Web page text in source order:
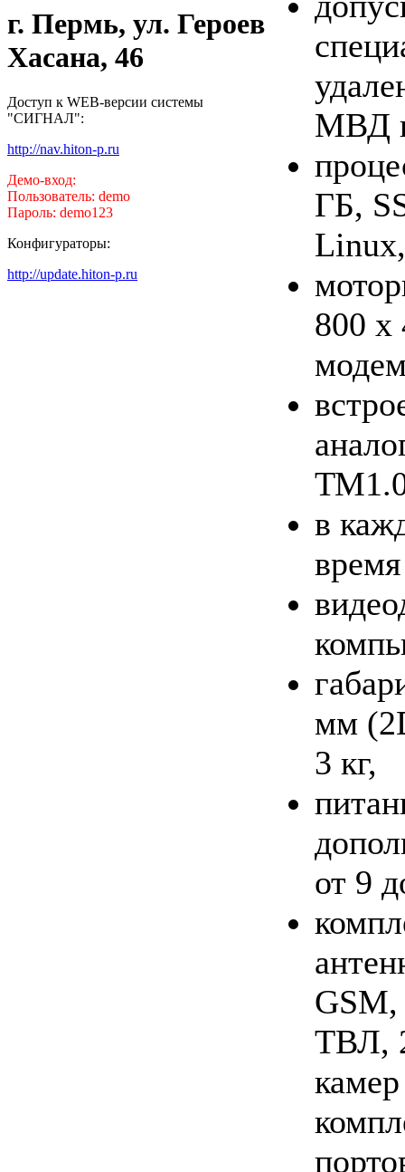
г. Пермь, ул. Героев
Хасана, 46
Доступ к WEB-версии системы
"СИГНАЛ":
http://nav.hiton-p.ru
Демо-вход:
Пользователь: demo
Пароль: demo123
Конфигураторы:
http://update.hiton-p.ru
МВД
ГБ,
Linux,
800 х
в
мм
3 кг,
от 9
GSM,
ТВЛ,